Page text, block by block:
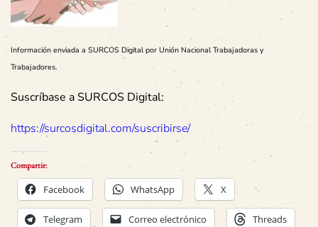
Información enviada a SURCOS Digital por Unión Nacional Trabajadoras y
Trabajadores.
Suscríbase a SURCOS Digital:
https://surcosdigital.com/suscribirse/
Compartir:
Facebook WhatsApp X
Telegram Correo electrónico Threads